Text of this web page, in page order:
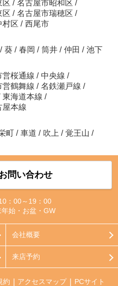
区 / 名古屋市昭和区 /
区 / 名古屋市瑞穂区 /
村区 / 西尾市
/ 葵 / 春岡 / 筒井 / 仲田 / 池下
営桜通線 / 中央線 /
営鶴舞線 / 名鉄瀬戸線 /
東海道本線 /
屋本線
町 / 車道 / 吹上 / 覚王山 /
問い合わせ
：00～19：00
年始・お盆・GW
会社概要
来店予約
約 アクセスマップ PCサイト